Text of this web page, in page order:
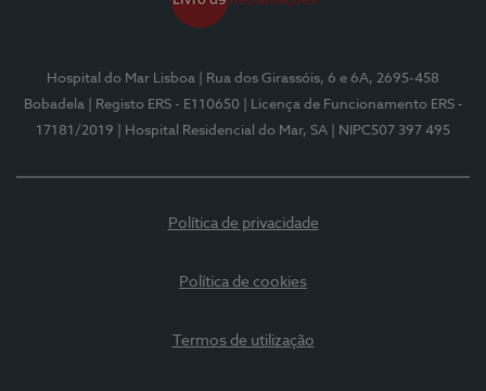
Hospital do Mar Lisboa
| Rua dos Girassóis, 6 e 6A, 2695-458
Bobadela
| Registo ERS - E110650
| Licença de Funcionamento ERS -
17181/2019
| Hospital Residencial do Mar, SA | NIPC507 397 495
Política de privacidade
Política de cookies
Termos de utilização